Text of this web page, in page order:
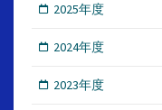
2025年度
2024年度
2023年度